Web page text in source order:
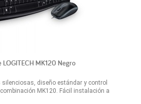
MK120 Negro
diseño estándar y control
MK120. Fácil instalación a